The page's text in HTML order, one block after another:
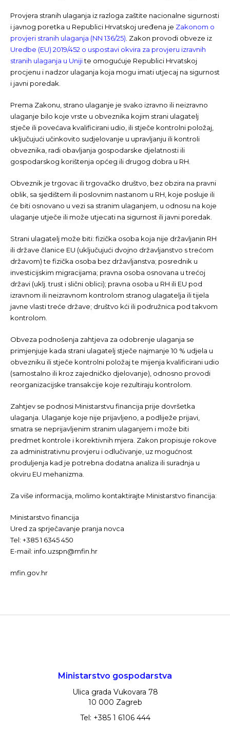
Provjera stranih ulaganja iz razloga zaštite nacionalne sigurnosti
i javnog poretka u Republici Hrvatskoj uređena je Zakonom o
provjeri stranih ulaganja (NN 136/25) . Zakon provodi obveze iz
Uredbe (EU) 2019/452 o uspostavi okvira za provjeru izravnih
stranih ulaganja u Unijite omogućuje Republici Hrvatskoj
procjenu i nadzor ulaganja koja mogu imati utjecaj na sigurnost
i javni poredak.
Prema Zakonu, strano ulaganje je svako izravno ili neizravno
ulaganje bilo koje vrste u obveznika kojim strani ulagatelj
stječe ili povećava kvalificirani udio, ili stječe kontrolni položaj,
uključujući učinkovito sudjelovanje u upravljanju ili kontroli
obveznika, radi obavljanja gospodarske djelatnosti ili
gospodarskog korištenja općeg ili drugog dobra u RH.
Obveznik je trgovac ili trgovačko društvo, bez obzira na pravni
oblik, sa sjedištem ili poslovnim nastanom u RH, koje posluje ili
će biti osnovano u vezi sa stranim ulaganjem, u odnosu na koje
ulaganje utječe ili može utjecati na sigurnost ili javni poredak.
Strani ulagatelj može biti: fizička osoba koja nije državljanin RH
ili države članice EU (uključujući dvojno državljanstvo s trećom
državom) te fizička osoba bez državljanstva; posrednik u
investicijskim migracijama; pravna osoba osnovana u trećoj
državi (uklj. trust i slični oblici); pravna osoba u RH ili EU pod
izravnom ili neizravnom kontrolom stranog ulagatelja ili tijela
javne vlasti treće države; društvo kći ili podružnica pod takvom
kontrolom.
Obveza podnošenja zahtjeva za odobrenje ulaganja se
primjenjuje kada strani ulagatelj stječe najmanje 10 % udjela u
obvezniku ili stječe kontrolni položaj te mijenja kvalificirani udio
(samostalno ili kroz zajedničko djelovanje), odnosno provodi
reorganizacijske transakcije koje rezultiraju kontrolom.
Zahtjev se podnosi Ministarstvu financija prije dovršetka
ulaganja. Ulaganje koje nije prijavljeno, a podliježe prijavi,
smatra se neprijavljenim stranim ulaganjem i može biti
predmet kontrole i korektivnih mjera. Zakon propisuje rokove
za administrativnu provjeru i odlučivanje, uz mogućnost
produljenja kad je potrebna dodatna analiza ili suradnja u
okviru EU mehanizma.
Za više informacija, molimo kontaktirajte Ministarstvo financija:
Ministarstvo financija
Ured za sprječavanje pranja novca
Tel: +385 1 6345 450
E-mail: info.uzspn@mfin.hr
mfin.gov.hr
Ministarstvo gospodarstva
Ulica grada Vukovara 78
10 000 Zagreb
Tel: +385 1 6106 444